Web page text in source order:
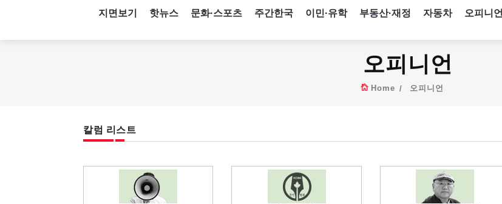
지면보기 핫뉴스 문화·스포츠 주간한국 이민·유학 부동산·재정 자동차 오피니언
오피니언
Home 오피니언
칼럼 리스트